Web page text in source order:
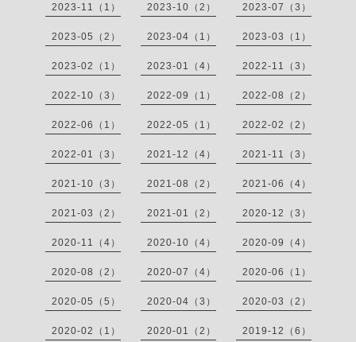
2023-11（1） 2023-10（2） 2023-07（3）
2023-05（2） 2023-04（1） 2023-03（1）
2023-02（1） 2023-01（4） 2022-11（3）
2022-10（3） 2022-09（1） 2022-08（2）
2022-06（1） 2022-05（1） 2022-02（2）
2022-01（3） 2021-12（4） 2021-11（3）
2021-10（3） 2021-08（2） 2021-06（4）
2021-03（2） 2021-01（2） 2020-12（3）
2020-11（4） 2020-10（4） 2020-09（4）
2020-08（2） 2020-07（4） 2020-06（1）
2020-05（5） 2020-04（3） 2020-03（2）
2020-02（1） 2020-01（2） 2019-12（6）